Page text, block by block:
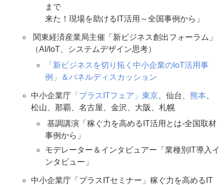
まで
来た！現場を助けるIT活用～全国事例から」
関東経済産業局主催「新ビジネス創出フォーラム」
（AI/IoT、システムデザイン思考）
「新ビジネスを切り拓く中小企業のIoT活用事
例」＆パネルディスカッション
中小企業庁 「プラスITフェア」東京 、仙台、 熊本
松山、那覇、名古屋、金沢、大阪、札幌
基調講演「稼ぐ力を高めるIT活用とは-全国取材
事例から」
モデレーター＆インタビュアー「業種別IT導入イ
ンタビュー」
中小企業庁「プラスITセミナー」稼ぐ力を高めるIT